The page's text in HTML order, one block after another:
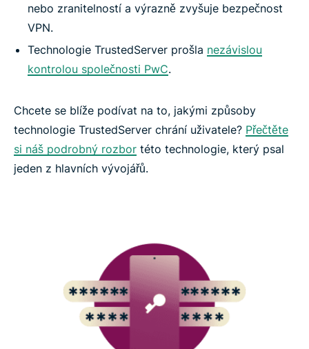
nebo zranitelností a výrazně zvyšuje bezpečnost
VPN.
Technologie TrustedServer prošla nezávislou
kontrolou společnosti PwC.
Chcete se blíže podívat na to, jakými způsoby
technologie TrustedServer chrání uživatele? Přečtěte
si náš podrobný rozbor této technologie, který psal
jeden z hlavních vývojářů.